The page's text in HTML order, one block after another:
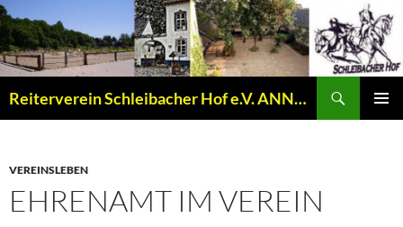
Zum
Inhalt
springen
Reiterverein Schleibacher Hof e.V. ANNO 1977
VEREINSLEBEN
EHRENAMT IM VEREIN